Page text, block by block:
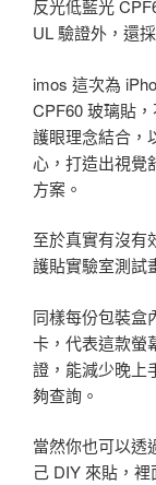
反光低藍光
UL 驗證外，還
imos 這次為
CPF60 玻璃貼
護眼理念結合，
心，打造出視覺
方案。
至於真實有沒有
護貼實驗室測試
同樣每份包裝盒
卡，代表這款螢
證，能減少晚上
夠查詢。
當然你也可以透
己 DIY 來貼，